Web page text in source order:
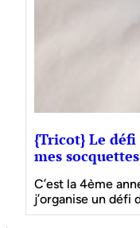
{Tricot} Le défi
mes socquettes
C’est la 4ème
j’organise un défi